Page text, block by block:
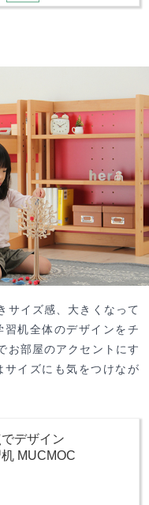
サイズ感、大きくなって
机全体のデザインをチ
お部屋のアクセントにす
イズにも気をつけなが
デザイン
MUCMOC